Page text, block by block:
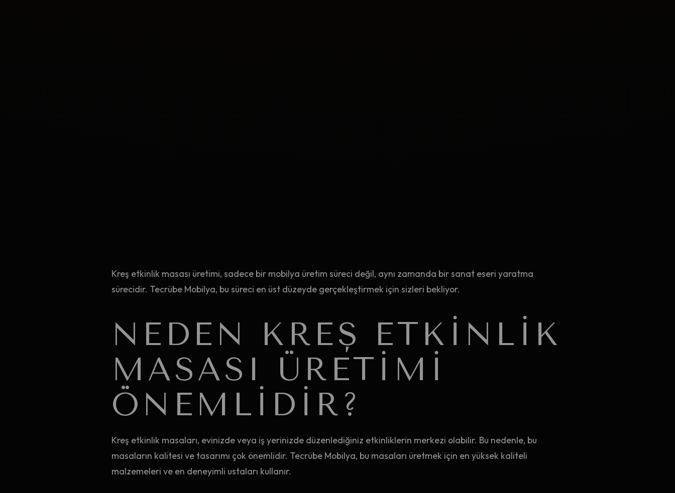
Kreş etkinlik masası üretimi, sadece bir mobilya üretim süreci değil, aynı zamanda bir sanat eseri yaratma
sürecidir. Tecrübe Mobilya, bu süreci en üst düzeyde gerçekleştirmek için sizleri bekliyor.
NEDEN KREŞ ETKINLIK
MASASI ÜRETIMI
ÖNEMLIDIR?
Kreş etkinlik masaları, evinizde veya iş yerinizde düzenlediğiniz etkinliklerin merkezi olabilir. Bu nedenle, bu
masaların kalitesi ve tasarımı çok önemlidir. Tecrübe Mobilya, bu masaları üretmek için en yüksek kaliteli
malzemeleri ve en deneyimli ustaları kullanır.